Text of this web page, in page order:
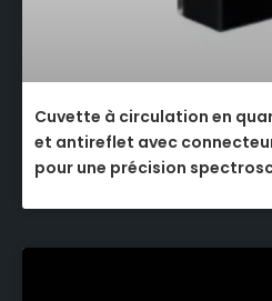
Cuvette à circulation en
et antireflet avec
pour une précision